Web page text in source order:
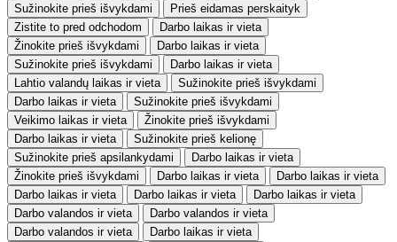
Sužinokite prieš išvykdami
Prieš eidamas perskaityk
Zistite to pred odchodom
Darbo laikas ir vieta
Žinokite prieš išvykdami
Darbo laikas ir vieta
Sužinokite prieš išvykdami
Darbo laikas ir vieta
Lahtio valandų laikas ir vieta
Sužinokite prieš išvykdami
Darbo laikas ir vieta
Sužinokite prieš išvykdami
Veikimo laikas ir vieta
Žinokite prieš išvykdami
Darbo laikas ir vieta
Sužinokite prieš kelionę
Sužinokite prieš apsilankydami
Darbo laikas ir vieta
Žinokite prieš išvykdami
Darbo laikas ir vieta
Darbo laikas ir vieta
Darbo laikas ir vieta
Darbo laikas ir vieta
Darbo laikas ir vieta
Darbo valandos ir vieta
Darbo valandos ir vieta
Darbo valandos ir vieta
Darbo laikas ir vieta